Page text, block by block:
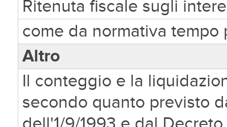
Ritenuta fiscale sugli
come da normativa
Altro
Il conteggio e la
secondo quanto previsto